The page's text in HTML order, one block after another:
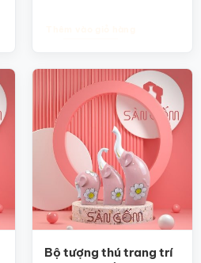
Bộ tượng thú trang trí